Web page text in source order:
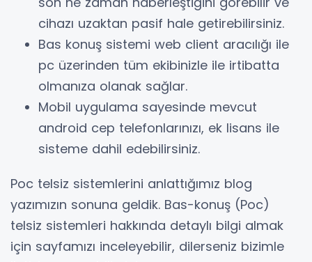
cihazı uzaktan pasif hale getirebilirsiniz.
Bas konuş sistemi web client aracılığı ile
pc üzerinden tüm ekibinizle ile irtibatta
olmanıza olanak sağlar.
Mobil uygulama sayesinde mevcut
android cep telefonlarınızı, ek lisans ile
sisteme dahil edebilirsiniz.
Poc telsiz sistemlerini anlattığımız blog
yazımızın sonuna geldik. Bas-konuş (Poc)
telsiz sistemleri hakkında detaylı bilgi almak
için sayfamızı inceleyebilir, dilerseniz bizimle